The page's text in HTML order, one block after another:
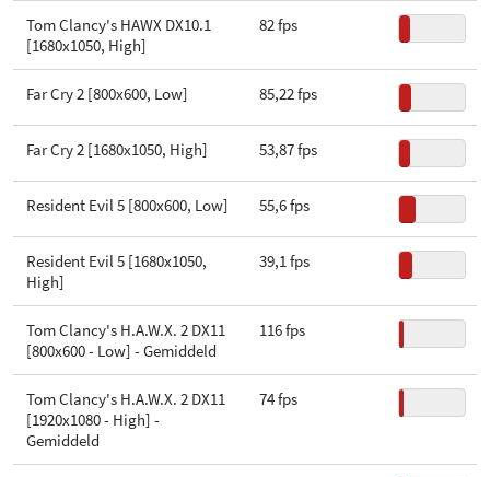
Aantal transistors 234 mln
Uitvoering
XD-bit
Tom Clancy's HAWX DX10.1
[1680x1050, High]
82 fps
Far Cry 2 [800x600, Low] 85,22 fps
Far Cry 2 [1680x1050, High] 53,87 fps
Resident Evil 5 [800x600, Low] 55,6 fps
Resident Evil 5 [1680x1050,
High]
39,1 fps
Tom Clancy's H.A.W.X. 2 DX11
[800x600 - Low] - Gemiddeld
116 fps
Tom Clancy's H.A.W.X. 2 DX11
[1920x1080 - High] -
Gemiddeld
74 fps